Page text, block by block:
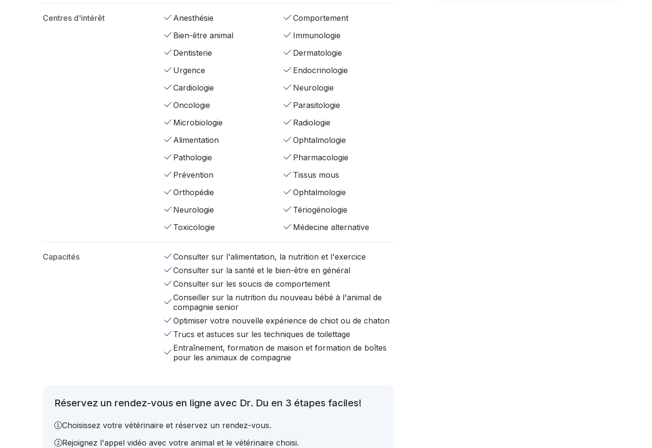
Centres d'intérêt Anesthésie
Comportement
Bien-être animal
Immunologie
Dentisterie
Dermatologie
Urgence
Endocrinologie
Cardiologie
Neurologie
Oncologie
Parasitologie
Microbiologie
Radiologie
Alimentation
Ophtalmologie
Pathologie
Pharmacologie
Prévention
Tissus mous
Orthopédie
Ophtalmologie
Neurologie
Tériogénologie
Toxicologie
Médecine alternative
Capacités
Consulter sur l'alimentation, la nutrition et l'exercice
Consulter sur la santé et le bien-être en général
Consulter sur les soucis de comportement
Conseiller sur la nutrition du nouveau bébé à l'animal de
compagnie senior
Optimiser votre nouvelle expérience de chiot ou de chaton
Trucs et astuces sur les techniques de toilettage
Entraînement, formation de maison et formation de boîtes
pour les animaux de compagnie
Réservez un rendez-vous en ligne avec Dr. Du en 3 étapes faciles!
Choisissez votre vétérinaire et réservez un rendez-vous.
Rejoignez l'appel vidéo avec votre animal et le vétérinaire choisi.